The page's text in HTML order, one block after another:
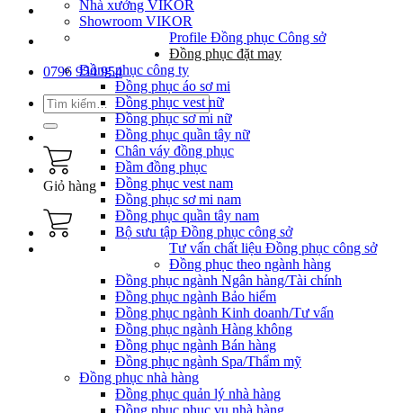
0796 954 954
Tìm
kiếm:
Giỏ hàng
Nhà xưởng VIKOR
Showroom VIKOR
Profile Đồng phục Công sở
Đồng phục đặt may
Đồng phục công ty
Đồng phục áo sơ mi
Đồng phục vest nữ
Đồng phục sơ mi nữ
Đồng phục quần tây nữ
Chân váy đồng phục
Đầm đồng phục
Đồng phục vest nam
Đồng phục sơ mi nam
Đồng phục quần tây nam
Bộ sưu tập Đồng phục công sở
Tư vấn chất liệu Đồng phục công sở
Đồng phục theo ngành hàng
Đồng phục ngành Ngân hàng/Tài chính
Đồng phục ngành Bảo hiểm
Đồng phục ngành Kinh doanh/Tư vấn
Đồng phục ngành Hàng không
Đồng phục ngành Bán hàng
Đồng phục ngành Spa/Thẩm mỹ
Đồng phục nhà hàng
Đồng phục quản lý nhà hàng
Đồng phục phục vụ nhà hàng